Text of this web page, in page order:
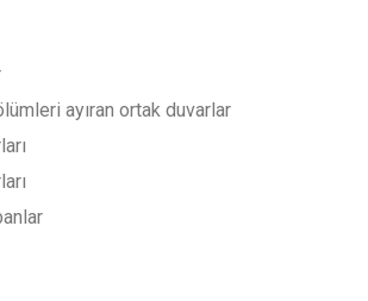
ayıran ortak duvarlar